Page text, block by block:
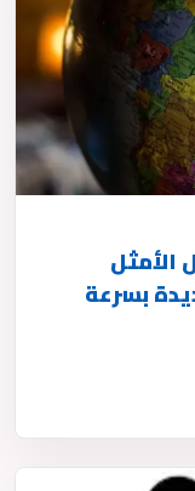
الأمثل
بسرعة